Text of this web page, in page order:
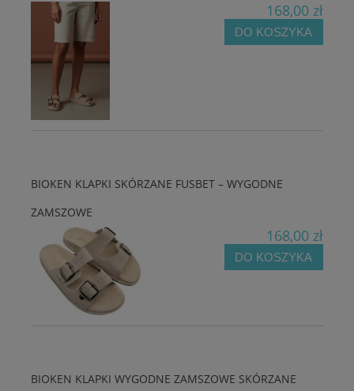
168,00 zł
DO KOSZYKA
BIOKEN KLAPKI SKÓRZANE FUSBET – WYGODNE
ZAMSZOWE
168,00 zł
DO KOSZYKA
BIOKEN KLAPKI WYGODNE ZAMSZOWE SKÓRZANE